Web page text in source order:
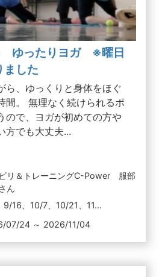
ゆったりヨガ ※曜日
ました
ら、ゆっくりと身体をほぐ
間。 無理なく続けられるポ
ので、ヨガが初めての方や
方でも大丈夫...
リ＆トレーニングC-Power 服部
ん
9/16、10/7、10/21、11...
07/24 ～ 2026/11/04